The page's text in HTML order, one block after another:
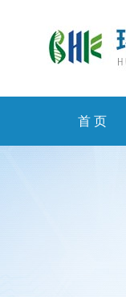
首 页